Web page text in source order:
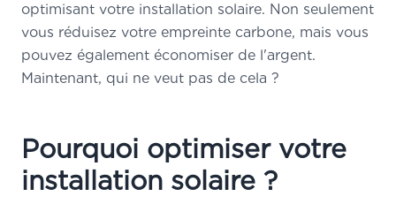
optimisant votre installation solaire. Non seulement
vous réduisez votre empreinte carbone, mais vous
pouvez également économiser de l'argent.
Maintenant, qui ne veut pas de cela ?
Pourquoi optimiser votre
installation solaire ?